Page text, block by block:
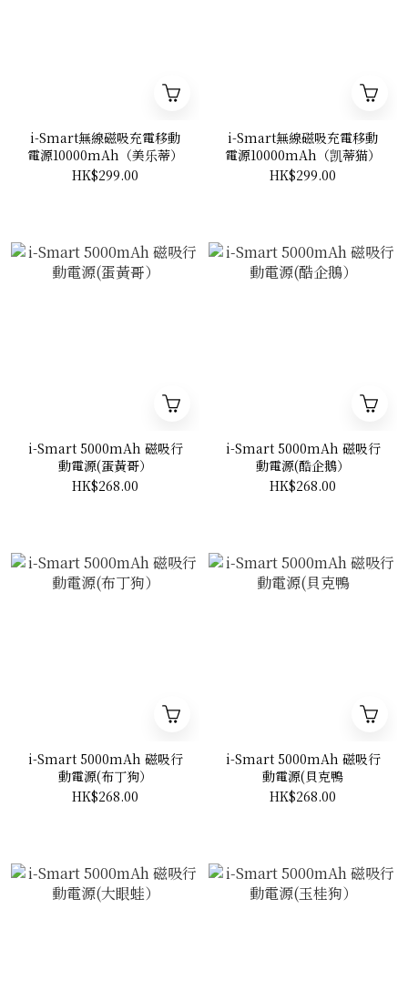
i-Smart無線磁吸充電移動
電源10000mAh（美乐蒂）
HK$299.00
i-Smart無線磁吸充電移動
電源10000mAh（凯蒂猫）
HK$299.00
i-Smart 5000mAh 磁吸行
動電源(蛋黃哥）
HK$268.00
i-Smart 5000mAh 磁吸行
動電源(酷企鵝）
HK$268.00
i-Smart 5000mAh 磁吸行
動電源(布丁狗）
HK$268.00
i-Smart 5000mAh 磁吸行
動電源(貝克鴨
HK$268.00